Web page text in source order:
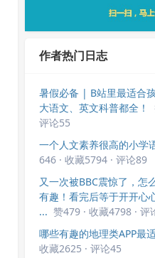
作者热门日志
暑假必备 | B站里最适合
大语文、英文科普都全！
评论55
一个人文素养很高的小学
646 · 收藏5794 · 评论89
又一次被BBC震惊了，怎
有趣！看完后等于开开心
... 赞479 · 收藏4798 · 评
哪些有趣的地理类APP最
收藏2625 · 评论45